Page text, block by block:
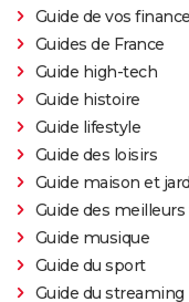
Guide de vos
Guides de France
Guide high-tech
Guide histoire
Guide lifestyle
Guide des loisirs
Guide maison et
Guide des
Guide musique
Guide du sport
Guide du streaming